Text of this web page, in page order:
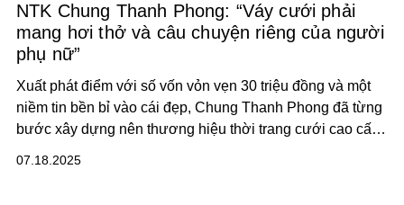
NTK Chung Thanh Phong: “Váy cưới phải
mang hơi thở và câu chuyện riêng của người
phụ nữ”
Xuất phát điểm với số vốn vỏn vẹn 30 triệu đồng và một
niềm tin bền bỉ vào cái đẹp, Chung Thanh Phong đã từng
bước xây dựng nên thương hiệu thời trang cưới cao cấp
07.18.2025